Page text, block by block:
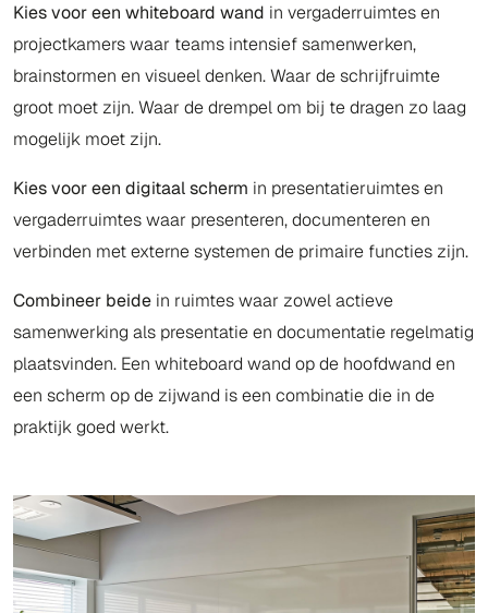
Kies voor een whiteboard wand in vergaderruimtes en
projectkamers waar teams intensief samenwerken,
brainstormen en visueel denken. Waar de schrijfruimte
groot moet zijn. Waar de drempel om bij te dragen zo laag
mogelijk moet zijn.
Kies voor een digitaal scherm in presentatieruimtes en
vergaderruimtes waar presenteren, documenteren en
verbinden met externe systemen de primaire functies zijn.
Combineer beide in ruimtes waar zowel actieve
samenwerking als presentatie en documentatie regelmatig
plaatsvinden. Een whiteboard wand op de hoofdwand en
een scherm op de zijwand is een combinatie die in de
praktijk goed werkt.